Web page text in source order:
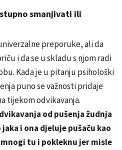
smanjivati ili
preporuke, ali da
i da se u skladu s njom radi
Kada je u pitanju psihološki
puno se važnosti pridaje
tijekom odvikavanja.
od pušenja žudnja
i ona djeluje pušaču kao
tu i pokleknu jer misle